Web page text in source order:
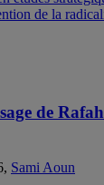
de
Sami Aoun